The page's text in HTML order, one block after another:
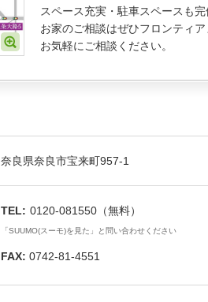
スペース充実・駐車スペースも
お家のご相談はぜひフロンティ
お気軽にご相談ください。
奈良県奈良市宝来町957-1
TEL: 0120-081550（無料）
「SUUMO(スーモ)を見た」と問い合わせください
FAX: 0742-81-4551